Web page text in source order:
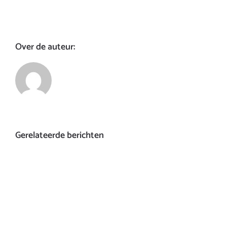
Over de auteur:
Gerelateerde berichten